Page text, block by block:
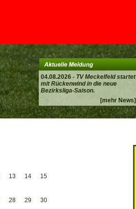
04.08.2026 - TV Meckelfeld startet
mit Rückenwind in die neue
Bezirksliga-Saison.
[mehr News]
13 14 15
28 29 30